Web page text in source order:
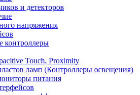
и детекторов
напряжения
контроллеры
Touch, Proximity
ламп (Контроллеры освещения)
питания